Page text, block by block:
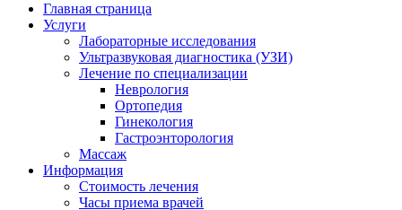
Главная страница
Услуги
Лабораторные исследования
Ультразвуковая диагностика (УЗИ)
Лечение по специализации
Неврология
Ортопедия
Гинекология
Гастроэнторология
Массаж
Информация
Стоимость лечения
Часы приема врачей